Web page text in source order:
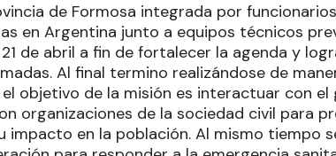
de Formosa integrada por
en Argentina junto a equipos técnicos
de abril a fin de fortalecer la agenda y
Al final termino realizándose de
objetivo de la misión es interactuar con
organizaciones de la sociedad civil para
impacto en la población. Al mismo tiempo